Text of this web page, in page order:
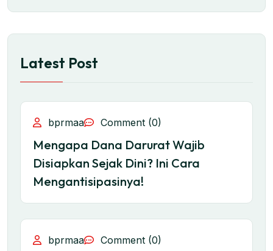
Latest Post
bprmaa Comment (0)
Mengapa Dana Darurat Wajib
Disiapkan Sejak Dini? Ini Cara
Mengantisipasinya!
bprmaa Comment (0)